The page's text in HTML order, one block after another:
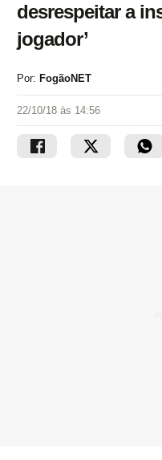
desrespeitar a
jogador’
Por: FogãoNET
22/10/18 às 14:56